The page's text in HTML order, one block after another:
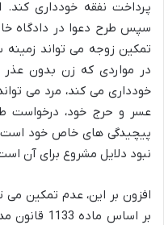
پرداخت نفقه خودداری کند.
سپس طرح دعوا در دادگاه
تمکین زوجه می تواند
در مواردی که زن بدون عذر
خودداری می کند، مرد می
عسر و حرج خود، درخواست
پیچیدگی های خاص خود است
نبود دلایل مشروع برای آن
افزون بر این، عدم تمکین می
بر اساس